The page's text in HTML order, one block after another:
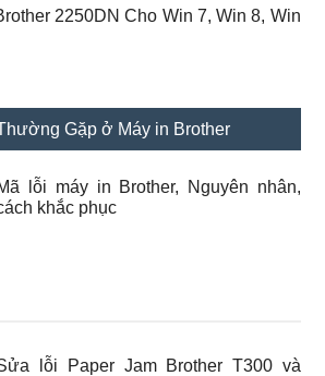
2250DN Cho Win 7, Win 8, Win
Gặp ở Máy in Brother
lỗi máy in Brother, Nguyên nhân,
khắc phục
lỗi Paper Jam Brother T300 và